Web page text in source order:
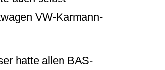
VW-Karmann-
hatte allen BAS-